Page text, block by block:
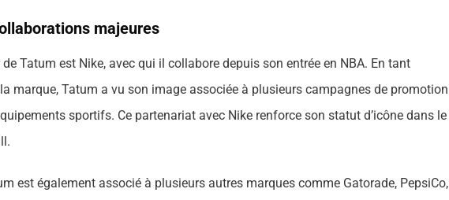
majeures
Tatum est Nike, avec qui il collabore depuis son entrée en NBA. En tant
marque, Tatum a vu son image associée à plusieurs campagnes de promotion
sportifs. Ce partenariat avec Nike renforce son statut d’icône dans le
est également associé à plusieurs autres marques comme Gatorade, PepsiCo,